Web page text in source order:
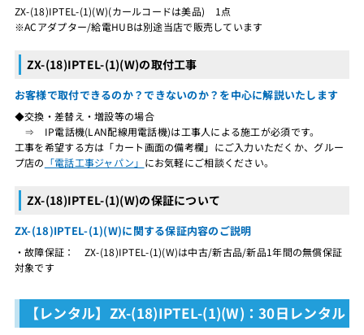
ZX-(18)IPTEL-(1)(W)(カールコードは美品) 1点
※ACアダプター/給電HUBは別途当店で販売しています
ZX-(18)IPTEL-(1)(W)の取付工事
お客様で取付できるのか？できないのか？を中心に解説いたします
◆交換・差替え・増設等の場合
⇒ IP電話機(LAN配線用電話機)は工事人による施工が必須です。
工事を希望する方は「カート画面の備考欄」にご入力いただくか、グルー
プ店の 「電話工事ジャパン」 にお気軽にご相談ください。
ZX-(18)IPTEL-(1)(W)の保証について
ZX-(18)IPTEL-(1)(W)に関する保証内容のご説明
・故障保証： ZX-(18)IPTEL-(1)(W)は中古/新古品/新品1年間の無償保証
対象です
【レンタル】ZX-(18)IPTEL-(1)(W)：30日レンタル